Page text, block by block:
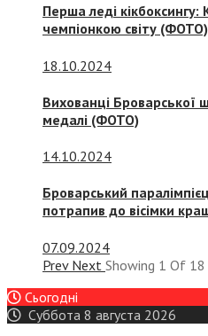
Перша леді
чемпіонкою світу (ФОТО)
18.10.2024
Вихованці Броварської
медалі (ФОТО)
14.10.2024
Броварський
потрапив до вісімки
07.09.2024
Prev Next Showing 1 Of 18
Сьогодні
Суббота 8 августа 2026